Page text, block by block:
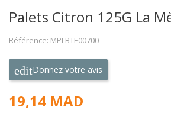
Palets Citron 125G La
Référence: MPLBTE00700
Donnez votre avis
19,14 MAD